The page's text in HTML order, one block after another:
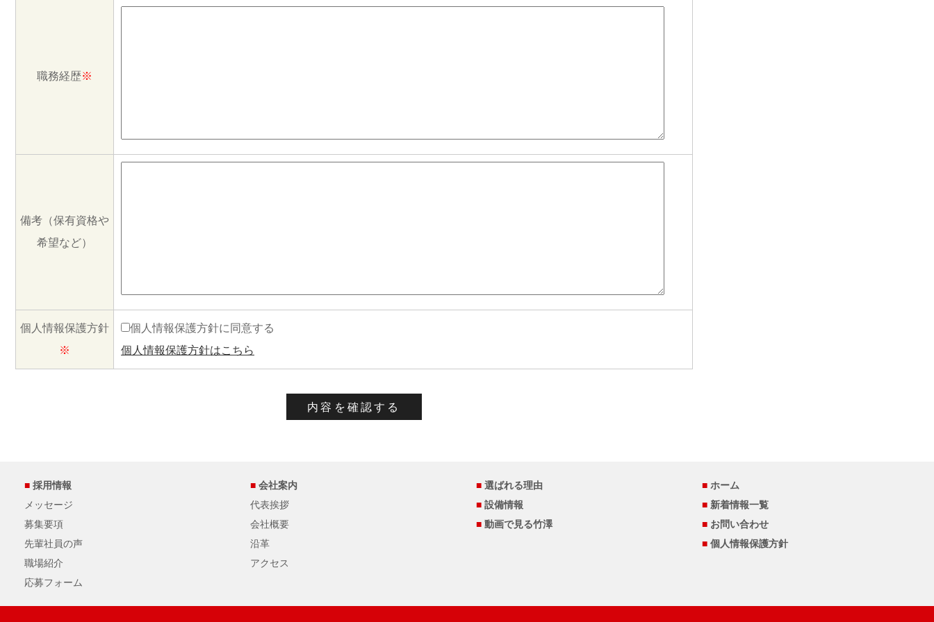
職務経歴※
備考（保有資格や
希望など）
個人情報保護方針
※
個人情報保護方針に同意する
個人情報保護方針はこちら
■ 採用情報
メッセージ
募集要項
先輩社員の声
職場紹介
応募フォーム
■ 会社案内
代表挨拶
会社概要
沿革
アクセス
■ 選ばれる理由
■ 設備情報
■ 動画で見る竹澤
■ ホーム
■ 新着情報一覧
■ お問い合わせ
■ 個人情報保護方針